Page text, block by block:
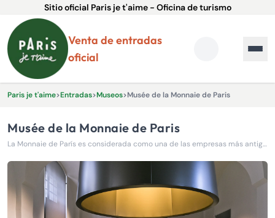
Sitio oficial Paris je t'aime - Oficina de turismo
Venta de entradas
oficial
Paris je t'aime>Entradas>Museos>Musée de la Monnaie de Paris
Musée de la Monnaie de Paris
La Monnaie de París es considerada como una de las empresas más antiguas del mundo, todavía en actividad.